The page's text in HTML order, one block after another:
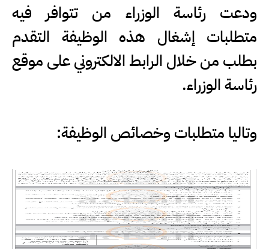
ودعت رئاسة الوزراء من تتوافر فيه
متطلبات إشغال هذه الوظيفة التقدم
بطلب من خلال الرابط الالكتروني على موقع
رئاسة الوزراء.
وتاليا متطلبات وخصائص الوظيفة: